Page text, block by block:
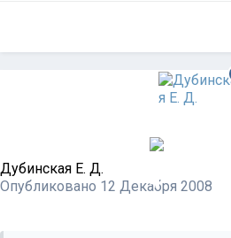
Дубинская Е. Д.
Опубликовано 12 Декабря 2008